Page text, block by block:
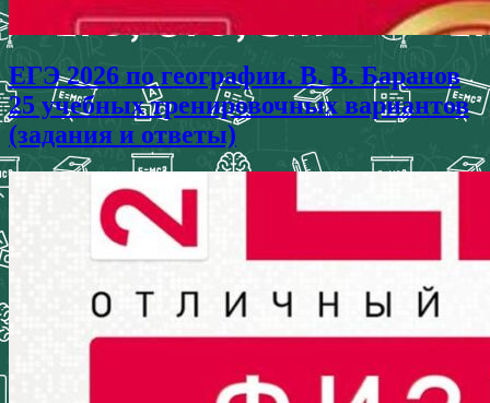
ЕГЭ 2026 по географии. В. В. Баранов
25 учебных тренировочных вариантов
(задания и ответы)